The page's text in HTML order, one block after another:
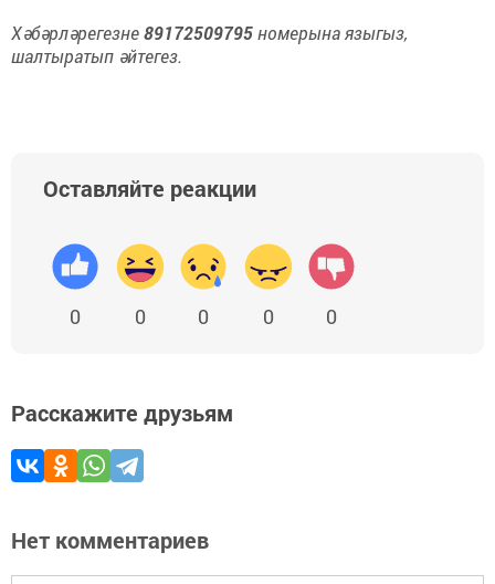
Хәбәрләрегезне89172509795номерына языгыз,
шалтыратып әйтегез.
Оставляйте реакции
0 0 0 0 0
Расскажите друзьям
Нет комментариев